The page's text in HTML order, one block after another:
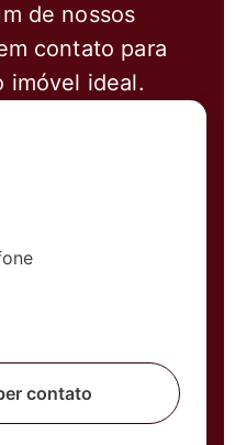
de nossos
contato para
imóvel ideal.
contato